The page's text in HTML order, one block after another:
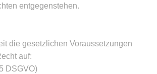
entgegenstehen.
die gesetzlichen Voraussetzungen
auf:
DSGVO)